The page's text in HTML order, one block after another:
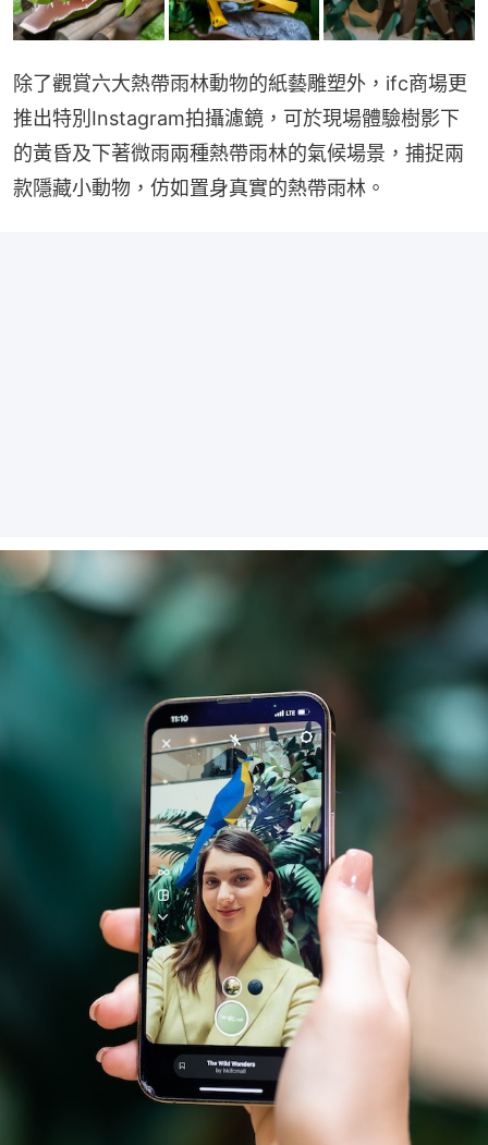
除了觀賞六大熱帶雨林動物的紙藝雕塑外，ifc商場更
推出特別Instagram拍攝濾鏡，可於現場體驗樹影下
的黃昏及下著微雨兩種熱帶雨林的氣候場景，捕捉兩
款隱藏小動物，仿如置身真實的熱帶雨林。